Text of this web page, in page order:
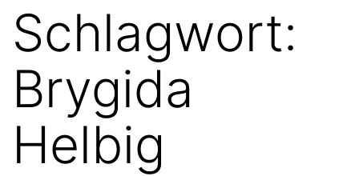
Schlagwort:
Brygida
Helbig